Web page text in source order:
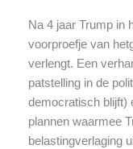
Na 4 jaar Trump in
voorproefje van
verlengt. Een
patstelling in de
democratisch blijft)
plannen waarmee
belastingverlaging